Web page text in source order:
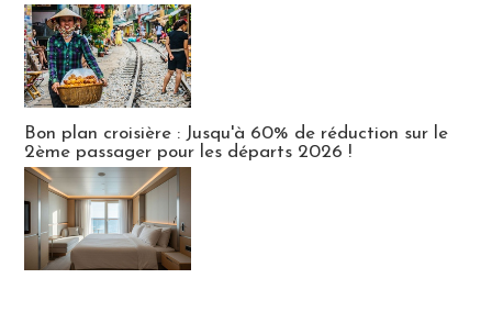
Bon plan croisière : Jusqu'à 60% de réduction sur le
2ème passager pour les départs 2026 !